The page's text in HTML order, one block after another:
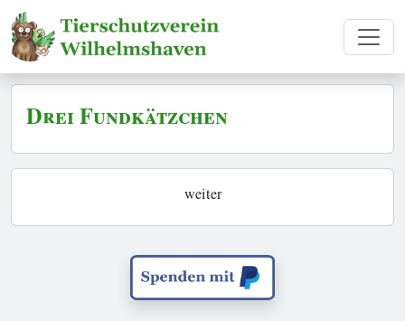
Drei Fundkätzchen
weiter